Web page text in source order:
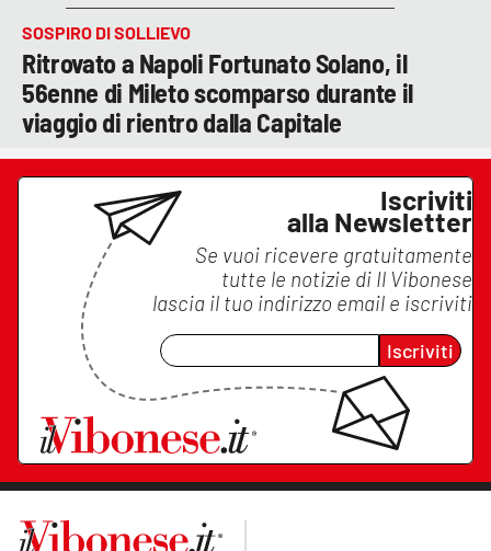
SOSPIRO DI SOLLIEVO
Ritrovato a Napoli Fortunato Solano, il
56enne di Mileto scomparso durante il
viaggio di rientro dalla Capitale
Iscriviti
alla Newsletter
Se vuoi ricevere gratuitamente
tutte le notizie di Il Vibonese
lascia il tuo indirizzo email e iscriviti
Iscriviti